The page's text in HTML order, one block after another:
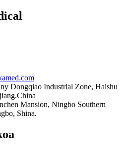
Dongqiao Industrial Zone, Haishu
Mansion, Ningbo Southern
Shina.